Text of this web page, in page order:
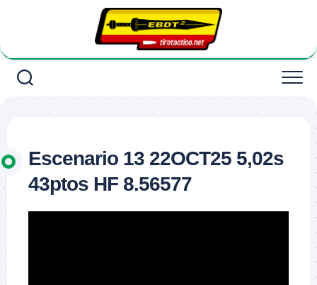
Escenario 13 22OCT25 5,02s
43ptos HF 8.56577